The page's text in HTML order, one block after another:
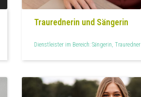
Traurednerin und Sängerin
Dienstleister im Bereich: Sängerin, Trauredner